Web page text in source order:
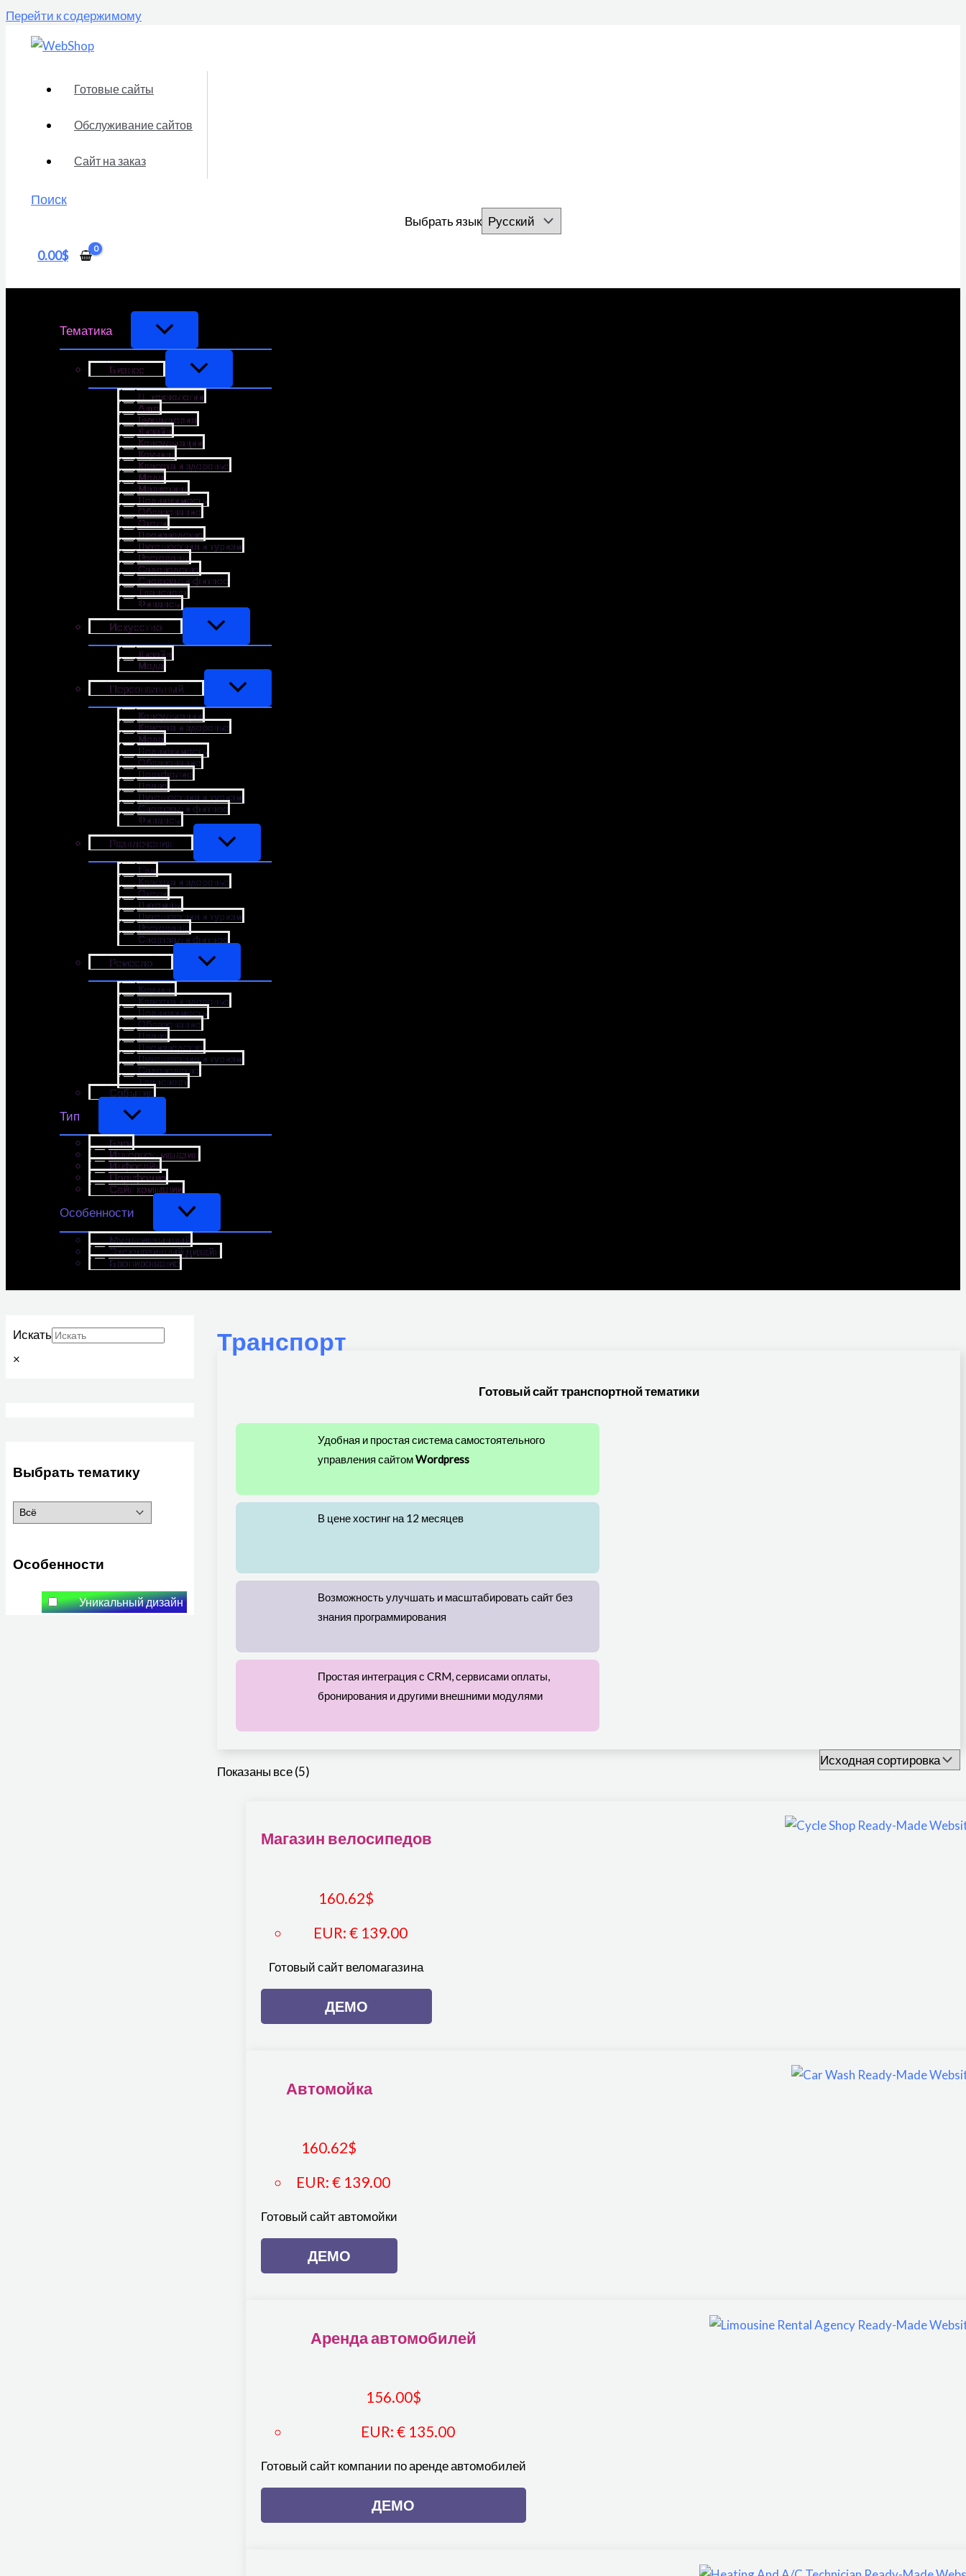
Перейти к содержимому
Готовые сайты
Обслуживание сайтов
Сайт на заказ
Поиск
Выбрать язык
0.00$
Тематика
Бизнес
IT-технологии
Авто
Бухгалтерия
Дизайн
Консультации
Коучинг
Красота и здоровье
Мода
Маркетинг
Недвижимость
Образование
Отели
Производство
Путешествия и туризм
Рестораны
Садоводство
Спортзал и фитнес
Транспорт
Финансы
Искусство
Дизайн
Мода
Персональный
Консультации
Красота и здоровье
Мода
Недвижимость
Образование
Портфолио
Право
Путешествия и туризм
Спортзал и фитнес
Финансы
Развлечения
Еда
Красота и здоровье
Отели
Питомцы
Путешествия и туризм
Рестораны
Спортзал и фитнес
Ремесло
Коучинг
Красота и здоровье
Недвижимость
Образование
Право
Производство
Путешествия и туризм
Садоводство
Транспорт
События
Тип
Блог
Интернет-магазин
Инфосайт
Портфолио
Сайт компании
Особенности
Мультиязычный
Эксклюзивный дизайн
Бронирование
Искать
×
Выбрать тематику
Особенности
Уникальный дизайн
Транспорт
Готовый сайт транспортной тематики
Удобная и простая система самостоятельного
управления сайтомWordpress
В цене хостинг на 12 месяцев
Возможность улучшать и масштабировать сайт без
знания программирования
Простая интеграция с CRM, сервисами оплаты,
бронирования и другими внешними модулями
Показаны все (5)
Магазин велосипедов
160.62$
EUR:€ 139.00
Готовый сайт веломагазина
ДЕМО
Автомойка
160.62$
EUR:€ 139.00
Готовый сайт автомойки
ДЕМО
Аренда автомобилей
156.00$
EUR: € 135.00
Готовый сайт компании по аренде автомобилей
ДЕМО